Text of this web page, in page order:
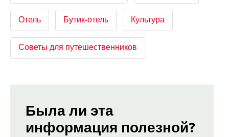
Отель Бутик-отель Культура
Советы для путешественников
Была ли эта
информация полезной?